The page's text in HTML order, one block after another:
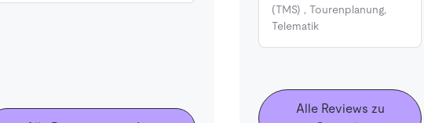
(TMS) , Tourenplanung,
Telematik
Alle Reviews zu